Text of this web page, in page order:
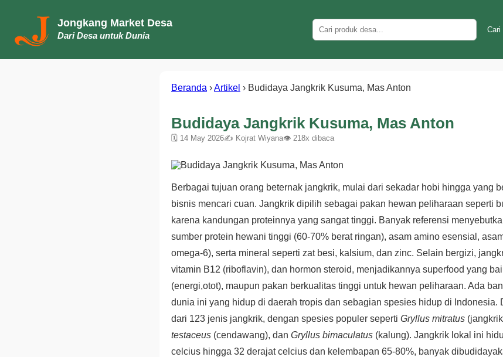
Jongkang Market Desa
Dari Desa untuk Dunia
Cari
Beranda ›Artikel › Budidaya Jangkrik Kusuma, Mas Anton
Budidaya Jangkrik Kusuma, Mas Anton
🗓 14 May 2026✍ Kojrat Wiyana👁 218x dibaca
Berbagai tujuan orang beternak jangkrik, mulai dari sekadar hobi hingga yang
bisnis mencari cuan. Jangkrik dipilih sebagai pakan hewan peliharaan seperti
karena kandungan proteinnya yang sangat tinggi. Banyak referensi
sumber protein hewani tinggi (60-70% berat ringan), asam amino esensial,
omega-6), serta mineral seperti zat besi, kalsium, dan zinc. Selain bergizi,
vitamin B12 (riboflavin), dan hormon steroid, menjadikannya superfood yang
(energi,otot), maupun pakan berkualitas tinggi untuk hewan peliharaan. Ada
dunia ini yang hidup di daerah tropis dan sebagian spesies hidup di Indonesia.
dari 123 jenis jangkrik, dengan spesies populer seperti Gryllus mitratus
testaceus (cendawang), dan Gryllus bimaculatus (kalung). Jangkrik lokal ini
celcius hingga 32 derajat celcius dan kelembapan 65-80%, banyak